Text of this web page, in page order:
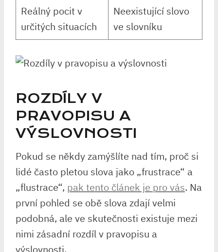
Reálný pocit v
určitých situacích
Neexistující slovo
ve slovníku
ROZDÍLY V
PRAVOPISU A
VÝSLOVNOSTI
Pokud se někdy zamýšlíte nad tím, proč si
lidé často pletou slova jako „frustrace“ a
„flustrace“, pak tento článek je pro vás. Na
první pohled se obě slova zdají velmi
podobná, ale ve skutečnosti existuje mezi
nimi zásadní rozdíl v pravopisu a
výslovnosti.